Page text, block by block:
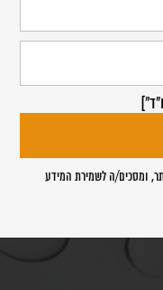
ומסכים/ה לשמירת המידע